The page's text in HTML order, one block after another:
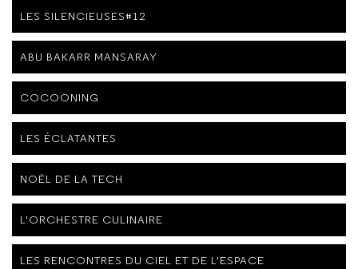
LES SILENCIEUSES#12
ABU BAKARR MANSARAY
COCOONING
LES ÉCLATANTES
NOËL DE LA TECH
L'ORCHESTRE CULINAIRE
LES RENCONTRES DU CIEL ET DE L'ESPACE